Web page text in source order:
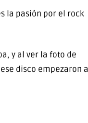
la pasión por el rock
y al ver la foto de
disco empezaron a